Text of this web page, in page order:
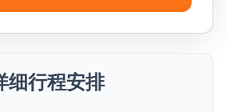
细行程安排